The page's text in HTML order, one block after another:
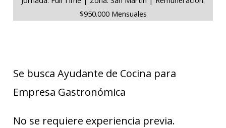
$950.000 Mensuales
Se busca Ayudante de Cocina para
Empresa Gastronómica
No se requiere experiencia previa.